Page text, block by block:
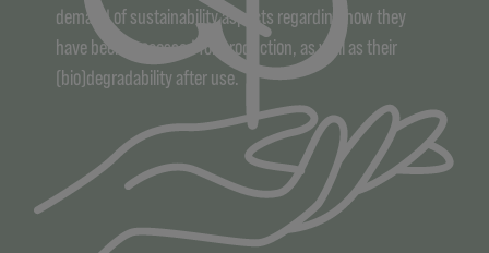
demand of sustainability aspects regarding how they
have been processed for production, as well as their
(bio)degradability after use.